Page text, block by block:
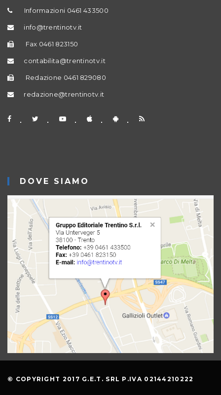
Informazioni 0461 433500
info@trentinotv.it
Fax 0461 823150
contabilita@trentinotv.it
Redazione 0461 829080
redazione@trentinotv.it
DOVE SIAMO
© COPYRIGHT 2017 G.E.T. SRL P.IVA 02144210222